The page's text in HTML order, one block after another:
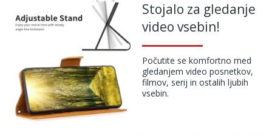
Stojalo za gledanje
video vsebin!
Počutite se komfortno med
gledanjem video posnetkov,
filmov, serij in ostalih ljubih
vsebin.